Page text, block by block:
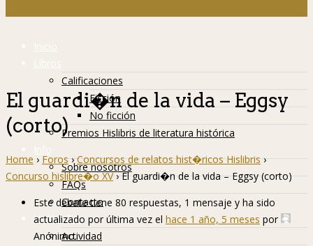
Inicio
Libros
Calificaciones
Ficción
No ficción
Premios Hislibris de literatura histórica
Info
Sobre nosotros
FAQs
Contacto
Hislibreños
Actividad
El guardi�n de la vida – Eggsy
(corto)
Home › Foros › Concursos de relatos hist�ricos Hislibris ›
Concurso hislibre�o XV › El guardi�n de la vida – Eggsy (corto)
Este debate tiene 80 respuestas, 1 mensaje y ha sido
actualizado por última vez el hace 1 año, 5 meses por
Anónimo.